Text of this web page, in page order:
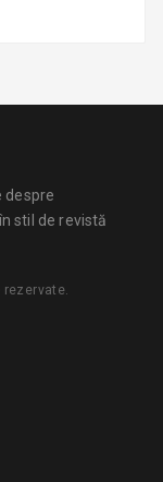
despre
stil de revistă
rezervate.